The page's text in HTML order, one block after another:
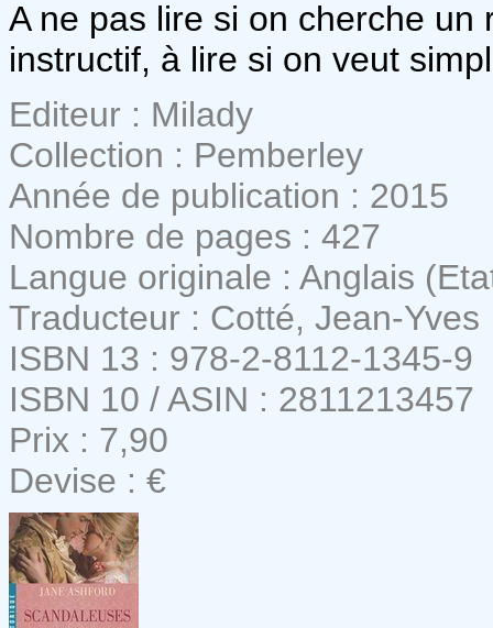
A ne pas lire si on cherche
instructif, à lire si on veut
Editeur : Milady
Collection : Pemberley
Année de publication : 2015
Nombre de pages : 427
Langue originale : Anglais
Traducteur : Cotté, Jean-Yves
ISBN 13 : 978-2-8112-1345-9
ISBN 10 / ASIN : 2811213457
Prix : 7,90
Devise : €